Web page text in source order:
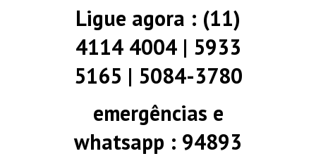
Ligue agora : (11)
4114 4004 | 5933
5165 | 5084-3780
emergências e
whatsapp : 94893